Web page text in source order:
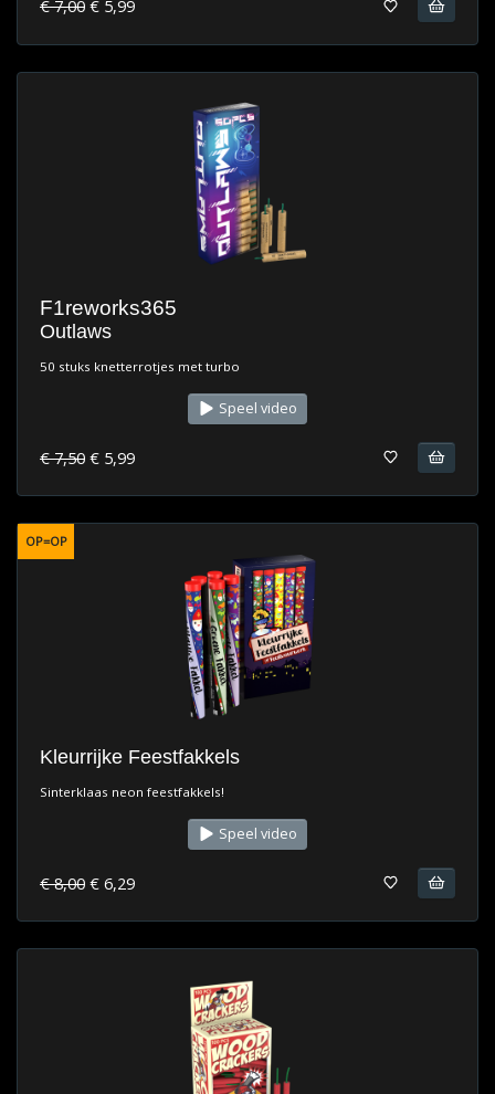
€ 7,00 € 5,99
F1reworks365
Outlaws
50 stuks knetterrotjes met turbo
Speel video
€ 7,50 € 5,99
OP=OP
Kleurrijke Feestfakkels
Sinterklaas neon feestfakkels!
Speel video
€ 8,00 € 6,29